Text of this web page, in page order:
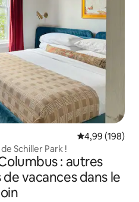
Note
4,99 (198)
Schiller Park !
: autres
vacances dans le